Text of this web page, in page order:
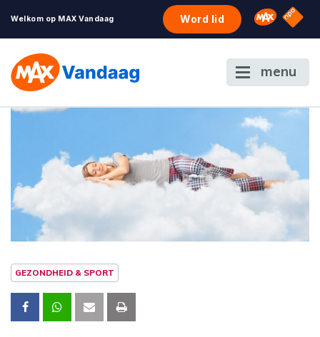
Welkom op MAX Vandaag Word lid Omroep
NPO
menu
GEZONDHEID & SPORT